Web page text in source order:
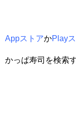
AppストアかPlay
かっぱ寿司を検索